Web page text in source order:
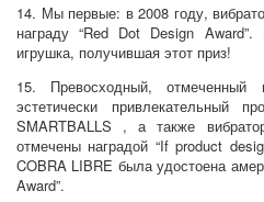
14. Мы первые: в 2008 году,
награду “Red Dot Design
игрушка, получившая этот приз!
15. Превосходный, отмеченный
эстетически привлекательный
SMARTBALLS , а также
отмечены наградой “If product
COBRA LIBRE была удостоена
Award”.